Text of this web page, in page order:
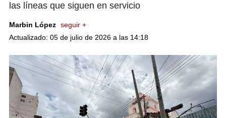
las líneas que siguen en servicio
Marbin López seguir +
Actualizado: 05 de julio de 2026 a las 14:18